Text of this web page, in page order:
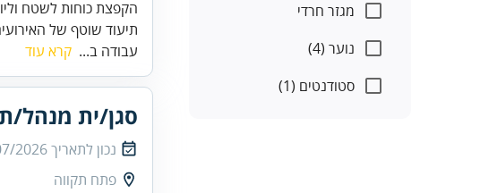
מגזר חרדי
נוער (4)
סטודנטים (1)
תיעוד שוטף של
עבודה ב... קרא עוד
סגן/ית מנהל/
נכון לתאריך2026
פתח תקווה